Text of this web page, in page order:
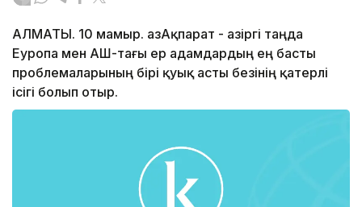
АЛМАТЫ. 10 мамыр. ҚазАқпарат - Қазіргі таңда
Еуропа мен АҚШ-тағы ер адамдардың ең басты
проблемаларының бірі қуық асты безінің қатерлі
ісігі болып отыр.